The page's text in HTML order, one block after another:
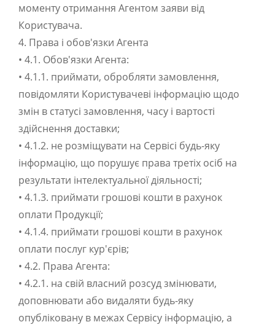
моменту отримання Агентом заяви від
Користувача.
4. Права і обов'язки Агента
• 4.1. Обов'язки Агента:
• 4.1.1. приймати, обробляти замовлення,
повідомляти Користувачеві інформацію щодо
змін в статусі замовлення, часу і вартості
здійснення доставки;
• 4.1.2. не розміщувати на Сервісі будь-яку
інформацію, що порушує права третіх осіб на
результати інтелектуальної діяльності;
• 4.1.3. приймати грошові кошти в рахунок
оплати Продукції;
• 4.1.4. приймати грошові кошти в рахунок
оплати послуг кур'єрів;
• 4.2. Права Агента:
• 4.2.1. на свій власний розсуд змінювати,
доповнювати або видаляти будь-яку
опубліковану в межах Сервісу інформацію, а